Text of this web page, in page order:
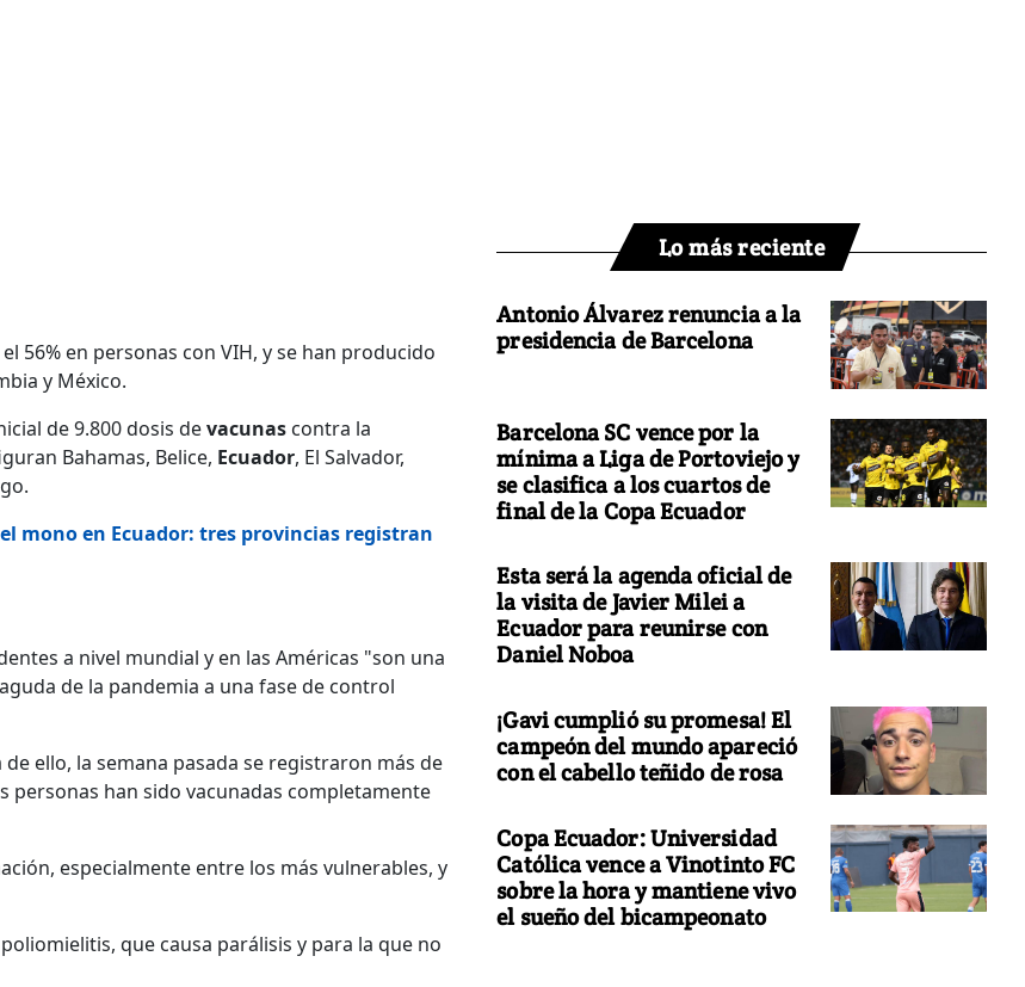
56% en personas con VIH, y se han producido
y México.
de 9.800 dosis devacunas contra la
Bahamas, Belice, Ecuador, El Salvador,
mono en Ecuador: tres provincias registran
a nivel mundial y en las Américas "son una
de la pandemia a una fase de control
de ello, la semana pasada se registraron más de
personas han sido vacunadas completamente
especialmente entre los más vulnerables, y
que causa parálisis y para la que no
Lo más reciente
Antonio Álvarez renuncia a la
presidencia de Barcelona
Barcelona SC vence por la
mínima a Liga de Portoviejo y
se clasifica a los cuartos de
final de la Copa Ecuador
Esta será la agenda oficial de
la visita de Javier Milei a
Ecuador para reunirse con
Daniel Noboa
¡Gavi cumplió su promesa! El
campeón del mundo apareció
con el cabello teñido de rosa
Copa Ecuador: Universidad
Católica vence a Vinotinto FC
sobre la hora y mantiene vivo
el sueño del bicampeonato